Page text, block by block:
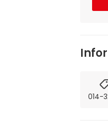
014-